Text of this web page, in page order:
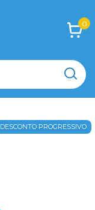
0
DESCONTO PROGRESSIVO